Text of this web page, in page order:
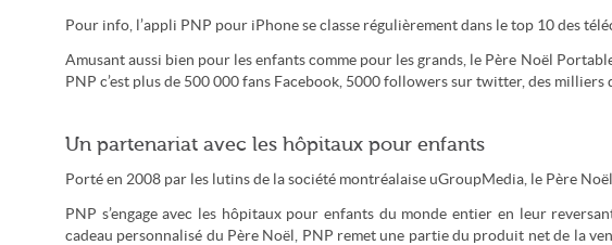
Pour info, l’appli PNP pour iPhone se classe régulièrement dans le top 10 des
Amusant aussi bien pour les enfants comme pour les grands, le Père Noël
PNP c’est plus de 500 000 fans Facebook, 5000 followers sur twitter, des milliers
Un partenariat avec les hôpitaux pour enfants
Porté en 2008 par les lutins de la société montréalaise uGroupMedia, le Père
PNP s’engage avec les hôpitaux pour enfants du monde entier en leur
cadeau personnalisé du Père Noël, PNP remet une partie du produit net de la